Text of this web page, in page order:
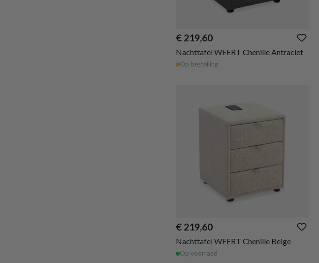
€ 219,60
Nachttafel WEERT Chenille Antraciet
Op bestelling
€ 219,60
Nachttafel WEERT Chenille Beige
Op voorraad